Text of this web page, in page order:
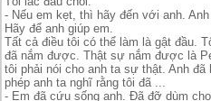
- Nếu em kẹt, thì hãy đến với anh.
Hãy để anh giúp em.
Tất cả điều tôi có thể làm là gật đầu.
đã nắm được. Thật sự nắm được là
tôi phải nói cho anh ta sự thật. Anh
phép anh ta nghĩ rằng tôi đã ...
- Em đã cứu sống anh. Đã đỡ dùm